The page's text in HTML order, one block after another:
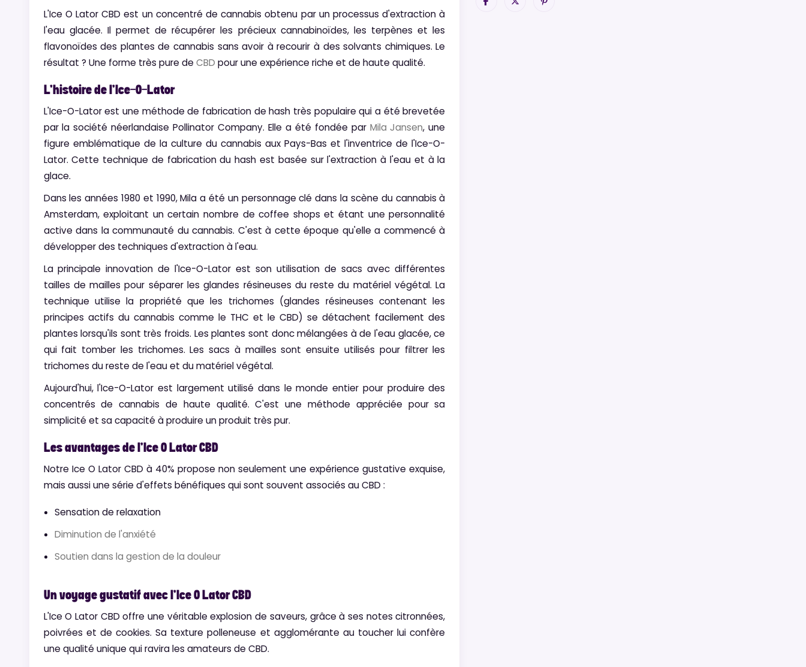
L'Ice O Lator CBD est un concentré de cannabis obtenu par un processus d'extraction à
l'eau glacée. Il permet de récupérer les précieux cannabinoïdes, les terpènes et les
flavonoïdes des plantes de cannabis sans avoir à recourir à des solvants chimiques. Le
résultat ? Une forme très pure deCBD pour une expérience riche et de haute qualité.
L'histoire de l'Ice-O-Lator
L'Ice-O-Lator est une méthode de fabrication de hash très populaire qui a été brevetée
par la société néerlandaise Pollinator Company. Elle a été fondée par Mila Jansen, une
figure emblématique de la culture du cannabis aux Pays-Bas et l'inventrice de l'Ice-O-
Lator. Cette technique de fabrication du hash est basée sur l'extraction à l'eau et à la
glace.
Dans les années 1980 et 1990, Mila a été un personnage clé dans la scène du cannabis à
Amsterdam, exploitant un certain nombre de coffee shops et étant une personnalité
active dans la communauté du cannabis. C'est à cette époque qu'elle a commencé à
développer des techniques d'extraction à l'eau.
La principale innovation de l'Ice-O-Lator est son utilisation de sacs avec différentes
tailles de mailles pour séparer les glandes résineuses du reste du matériel végétal. La
technique utilise la propriété que les trichomes (glandes résineuses contenant les
principes actifs du cannabis comme le THC et le CBD) se détachent facilement des
plantes lorsqu'ils sont très froids. Les plantes sont donc mélangées à de l'eau glacée, ce
qui fait tomber les trichomes. Les sacs à mailles sont ensuite utilisés pour filtrer les
trichomes du reste de l'eau et du matériel végétal.
Aujourd'hui, l'Ice-O-Lator est largement utilisé dans le monde entier pour produire des
concentrés de cannabis de haute qualité. C'est une méthode appréciée pour sa
simplicité et sa capacité à produire un produit très pur.
Les avantages de l'Ice O Lator CBD
Notre Ice O Lator CBD à 40% propose non seulement une expérience gustative exquise,
mais aussi une série d'effets bénéfiques qui sont souvent associés au CBD :
Sensation de relaxation
Diminution de l'anxiété
Soutien dans la gestion de la douleur
Un voyage gustatif avec l'Ice O Lator CBD
L'Ice O Lator CBD offre une véritable explosion de saveurs, grâce à ses notes citronnées,
poivrées et de cookies. Sa texture polleneuse et agglomérante au toucher lui confère
une qualité unique qui ravira les amateurs de CBD.